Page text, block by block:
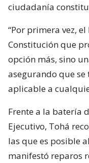
ciudadanía
“Por primera vez,
Constitución que
opción más, sino
asegurando que
aplicable a
Frente a la batería
Ejecutivo, Tohá
las que es posible
manifestó reparos